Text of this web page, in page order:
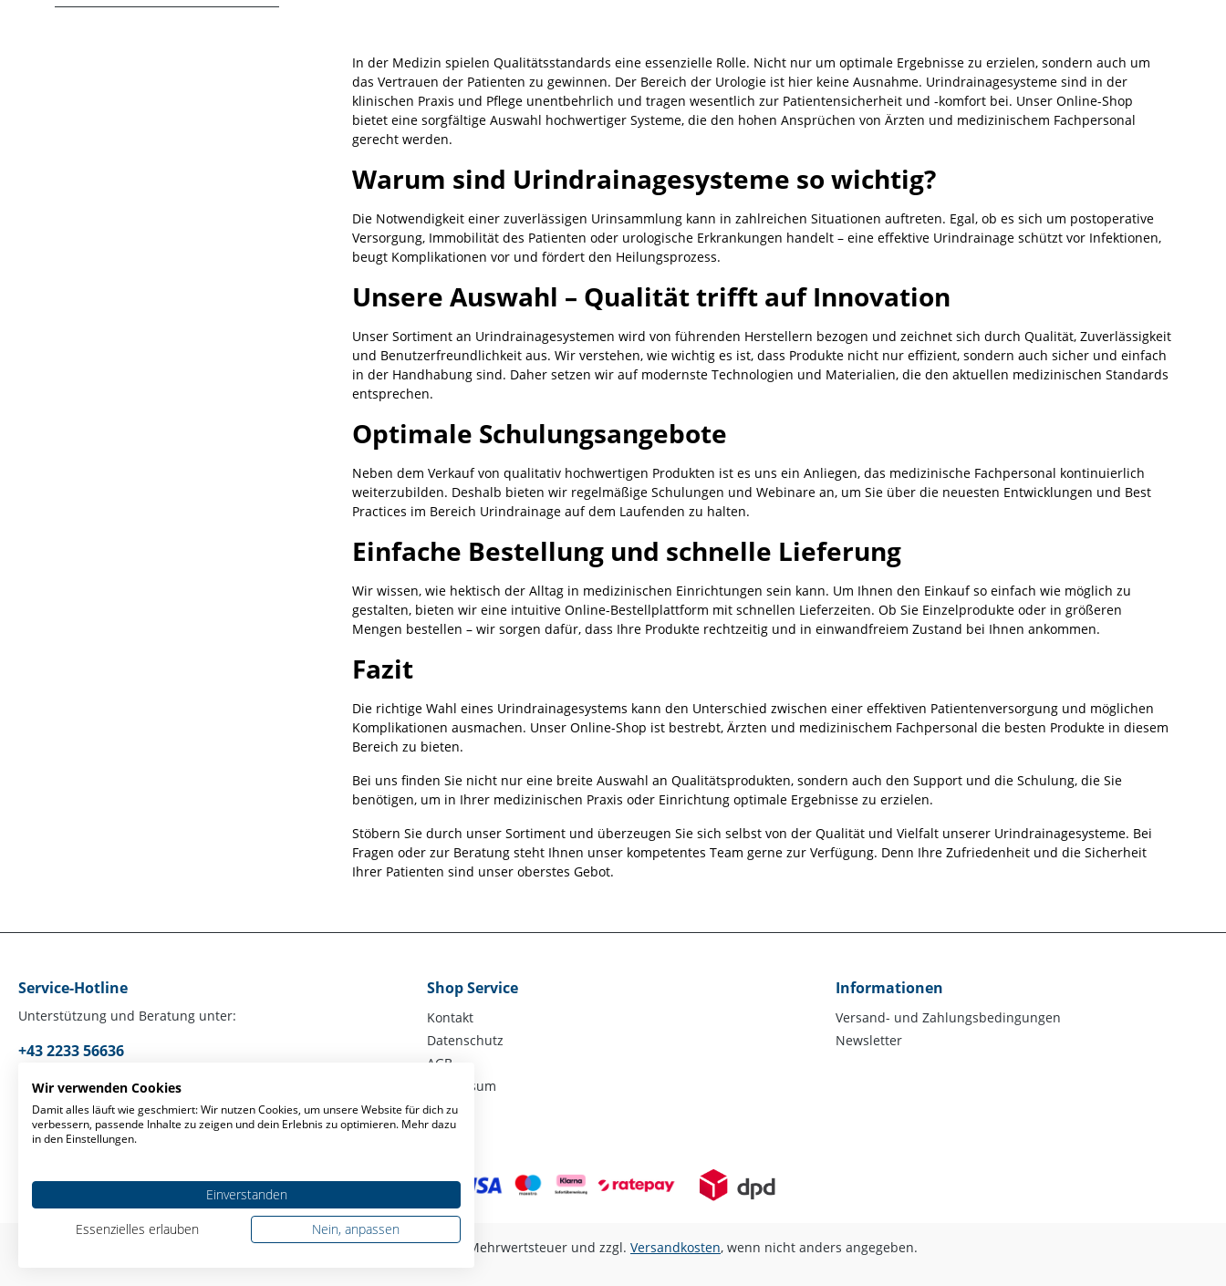
In der Medizin spielen Qualitätsstandards eine essenzielle Rolle. Nicht nur um optimale Ergebnisse zu erzielen, sondern auch um
das Vertrauen der Patienten zu gewinnen. Der Bereich der Urologie ist hier keine Ausnahme. Urindrainagesysteme sind in der
klinischen Praxis und Pflege unentbehrlich und tragen wesentlich zur Patientensicherheit und -komfort bei. Unser Online-Shop
bietet eine sorgfältige Auswahl hochwertiger Systeme, die den hohen Ansprüchen von Ärzten und medizinischem Fachpersonal
gerecht werden.
Warum sind Urindrainagesysteme so wichtig?
Die Notwendigkeit einer zuverlässigen Urinsammlung kann in zahlreichen Situationen auftreten. Egal, ob es sich um postoperative
Versorgung, Immobilität des Patienten oder urologische Erkrankungen handelt – eine effektive Urindrainage schützt vor Infektionen,
beugt Komplikationen vor und fördert den Heilungsprozess.
Unsere Auswahl – Qualität trifft auf Innovation
Unser Sortiment an Urindrainagesystemen wird von führenden Herstellern bezogen und zeichnet sich durch Qualität, Zuverlässigkeit
und Benutzerfreundlichkeit aus. Wir verstehen, wie wichtig es ist, dass Produkte nicht nur effizient, sondern auch sicher und einfach
in der Handhabung sind. Daher setzen wir auf modernste Technologien und Materialien, die den aktuellen medizinischen Standards
entsprechen.
Optimale Schulungsangebote
Neben dem Verkauf von qualitativ hochwertigen Produkten ist es uns ein Anliegen, das medizinische Fachpersonal kontinuierlich
weiterzubilden. Deshalb bieten wir regelmäßige Schulungen und Webinare an, um Sie über die neuesten Entwicklungen und Best
Practices im Bereich Urindrainage auf dem Laufenden zu halten.
Einfache Bestellung und schnelle Lieferung
Wir wissen, wie hektisch der Alltag in medizinischen Einrichtungen sein kann. Um Ihnen den Einkauf so einfach wie möglich zu
gestalten, bieten wir eine intuitive Online-Bestellplattform mit schnellen Lieferzeiten. Ob Sie Einzelprodukte oder in größeren
Mengen bestellen – wir sorgen dafür, dass Ihre Produkte rechtzeitig und in einwandfreiem Zustand bei Ihnen ankommen.
Fazit
Die richtige Wahl eines Urindrainagesystems kann den Unterschied zwischen einer effektiven Patientenversorgung und möglichen
Komplikationen ausmachen. Unser Online-Shop ist bestrebt, Ärzten und medizinischem Fachpersonal die besten Produkte in diesem
Bereich zu bieten.
Bei uns finden Sie nicht nur eine breite Auswahl an Qualitätsprodukten, sondern auch den Support und die Schulung, die Sie
benötigen, um in Ihrer medizinischen Praxis oder Einrichtung optimale Ergebnisse zu erzielen.
Stöbern Sie durch unser Sortiment und überzeugen Sie sich selbst von der Qualität und Vielfalt unserer Urindrainagesysteme. Bei
Fragen oder zur Beratung steht Ihnen unser kompetentes Team gerne zur Verfügung. Denn Ihre Zufriedenheit und die Sicherheit
Ihrer Patienten sind unser oberstes Gebot.
Service-Hotline
Unterstützung und Beratung unter:
+43 2233 56636
Mo-Fr, 09:00 - 17:00 Uhr
Oder über unserKontaktformular.
Shop Service
Kontakt
Datenschutz
AGB
Impressum
Informationen
Versand- und Zahlungsbedingungen
Newsletter
* Alle Preise exkl. gesetzl. Mehrwertsteuer und zzgl. Versandkosten, wenn nicht anders angegeben.
Wir verwenden Cookies
Damit alles läuft wie geschmiert: Wir nutzen Cookies, um unsere Website für dich zu
verbessern, passende Inhalte zu zeigen und dein Erlebnis zu optimieren. Mehr dazu
in den Einstellungen.
Einverstanden
Essenzielles erlauben
Nein, anpassen